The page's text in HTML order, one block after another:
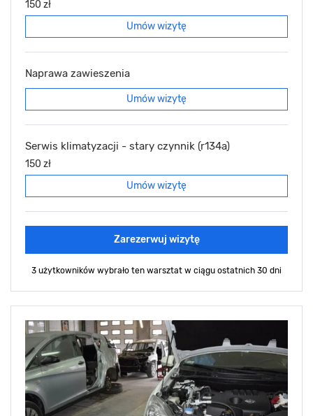
150 zł
Umów wizytę
Naprawa zawieszenia
Umów wizytę
Serwis klimatyzacji - stary czynnik (r134a)
150 zł
Umów wizytę
Zarezerwuj wizytę
3 użytkowników wybrało ten warsztat w ciągu ostatnich 30 dni